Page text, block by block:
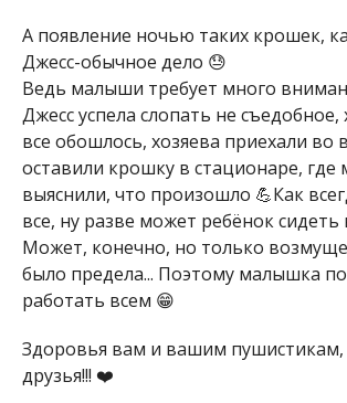
А появление ночью таких крошек,
Джесс-обычное дело 😓
Ведь малыши требует много
Джесс успела слопать не
все обошлось, хозяева приехали во
оставили крошку в стационаре, где
выяснили, что произошло 💪Как
все, ну разве может ребёнок сидеть
Может, конечно, но только
было предела... Поэтому малышка
работать всем 😁
Здоровья вам и вашим пушистикам,
друзья!!! ❤️